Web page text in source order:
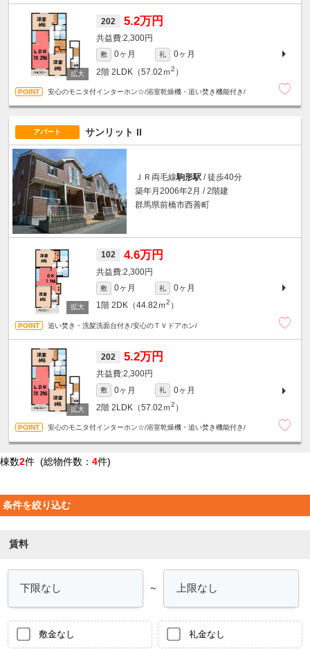
202 5.2万円
2,300円
敷 0ヶ月 礼
0ヶ月
2階 2LDK（57.02ｍ2 ）
安心のモニタ付インターホン☆/浴室乾燥機・追い焚き機能付き/
アパート サンリット II
ＪＲ両毛線駒形駅 / 徒歩40分
築年月2006年2月 / 2階建
群馬県前橋市西善町
102 4.6万円
2,300円
敷 0ヶ月 礼
0ヶ月
1階 2DK（44.82ｍ2 ）
追い焚き・洗髪洗面台付き/安心のＴＶドアホン/
202 5.2万円
2,300円
敷 0ヶ月 礼
0ヶ月
2階 2LDK（57.02ｍ2 ）
安心のモニタ付インターホン☆/浴室乾燥機・追い焚き機能付き/
棟数2件 (総物件数： 4件)
条件を絞り込む
賃料
～
敷金なし 礼金なし